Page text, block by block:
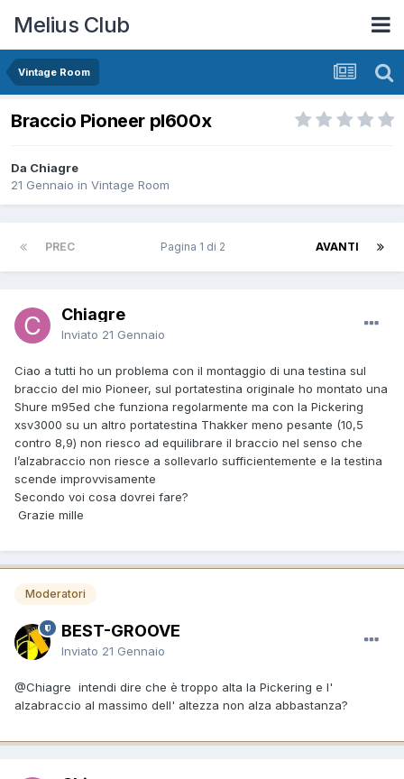
Melius Club
Vintage Room
Braccio Pioneer pl600x
Da Chiagre
21 Gennaio in Vintage Room
PREC AVANTI
Pagina 1 di 2
Chiagre
Inviato 21 Gennaio
Ciao a tutti ho un problema con il montaggio di una testina sul
braccio del mio Pioneer, sul portatestina originale ho montato una
Shure m95ed che funziona regolarmente ma con la Pickering
xsv3000 su un altro portatestina Thakker meno pesante (10,5
contro 8,9) non riesco ad equilibrare il braccio nel senso che
l’alzabraccio non riesce a sollevarlo sufficientemente e la testina
scende improvvisamente
Secondo voi cosa dovrei fare?
Grazie mille
Moderatori
BEST-GROOVE
Inviato 21 Gennaio
@Chiagre intendi dire che è troppo alta la Pickering e l'
alzabraccio al massimo dell' altezza non alza abbastanza?